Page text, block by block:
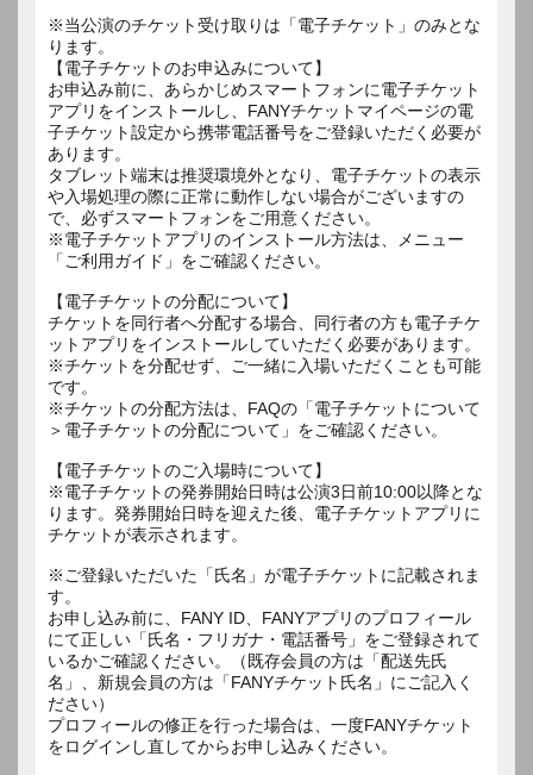
※当公演のチケット受け取りは「電子チケット」のみとな
ります。
【電子チケットのお申込みについて】
お申込み前に、あらかじめスマートフォンに電子チケット
アプリをインストールし、FANYチケットマイページの電
子チケット設定から携帯電話番号をご登録いただく必要が
あります。
タブレット端末は推奨環境外となり、電子チケットの表示
や入場処理の際に正常に動作しない場合がございますの
で、必ずスマートフォンをご用意ください。
※電子チケットアプリのインストール方法は、メニュー
「ご利用ガイド」をご確認ください。
【電子チケットの分配について】
チケットを同行者へ分配する場合、同行者の方も電子チケ
ットアプリをインストールしていただく必要があります。
※チケットを分配せず、ご一緒に入場いただくことも可能
です。
※チケットの分配方法は、FAQの「電子チケットについて
＞電子チケットの分配について」をご確認ください。
【電子チケットのご入場時について】
※電子チケットの発券開始日時は公演3日前10:00以降とな
ります。発券開始日時を迎えた後、電子チケットアプリに
チケットが表示されます。
※ご登録いただいた「氏名」が電子チケットに記載されま
す。
お申し込み前に、FANY ID、FANYアプリのプロフィール
にて正しい「氏名・フリガナ・電話番号」をご登録されて
いるかご確認ください。（既存会員の方は「配送先氏
名」、新規会員の方は「FANYチケット氏名」にご記入く
ださい）
プロフィールの修正を行った場合は、一度FANYチケット
をログインし直してからお申し込みください。